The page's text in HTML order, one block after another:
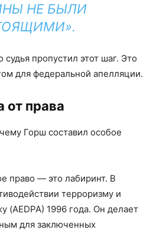
НЕ БЫЛИ
судья пропустил этот шаг. Это
для федеральной апелляции.
от права
Горш составил особое
право — это лабиринт. В
терроризму и
(AEDPA) 1996 года. Он делает
для заключенных